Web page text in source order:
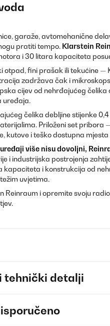
garaže, avtomehanične
pratiti tempo. Klarstein
i 30 litara kapaciteta
otpad, fini prašak ili tekućine —
zadržava čak i
cijev od nehrđajućeg
uređaja.
čelika debljine stijenke
Priloženi set pribora
kutove i teško dostupna
više nisu dovoljni,
i industrijska postrojenja
kapaciteta i konstrukcija od
uvjetima.
Reinraum i opremite svoju
tehnički detalji